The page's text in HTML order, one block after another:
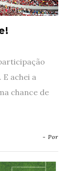
achei a
chance de
- Por